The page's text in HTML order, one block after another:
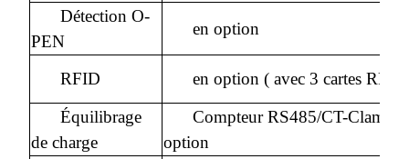
Détection O-
PEN
en option
RFID
en option ( avec 3 cartes
Équilibrage
de charge
Compteur RS485/CT-Clamp
option